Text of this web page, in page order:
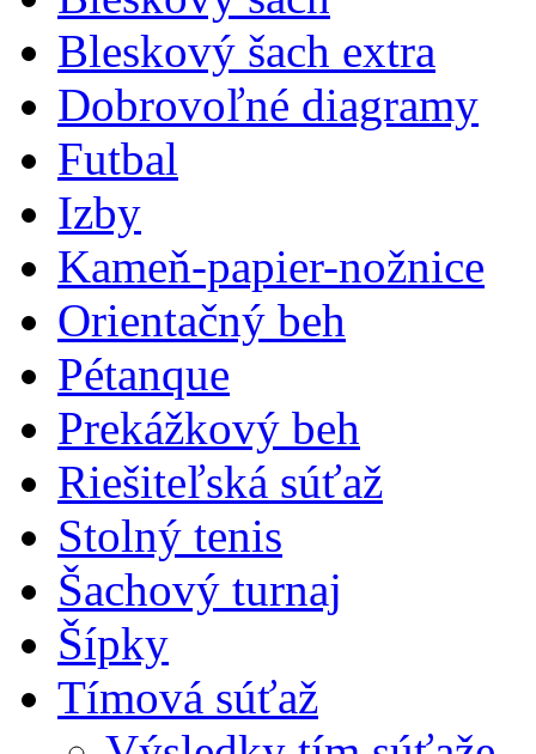
Bleskový šach extra
Dobrovoľné diagramy
Futbal
Izby
Kameň-papier-nožnice
Orientačný beh
Pétanque
Prekážkový beh
Riešiteľská súťaž
Stolný tenis
Šachový turnaj
Šípky
Tímová súťaž